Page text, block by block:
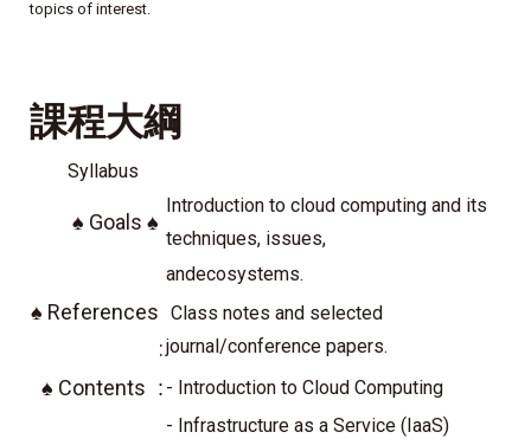
topics of interest.
課程大綱
Syllabus
♠ Goals ♠
Introduction to cloud computing and its
techniques, issues,
andecosystems.
♠ References
:
Class notes and selected
journal/conference papers.
♠ Contents : - Introduction to Cloud Computing
- Infrastructure as a Service (IaaS)